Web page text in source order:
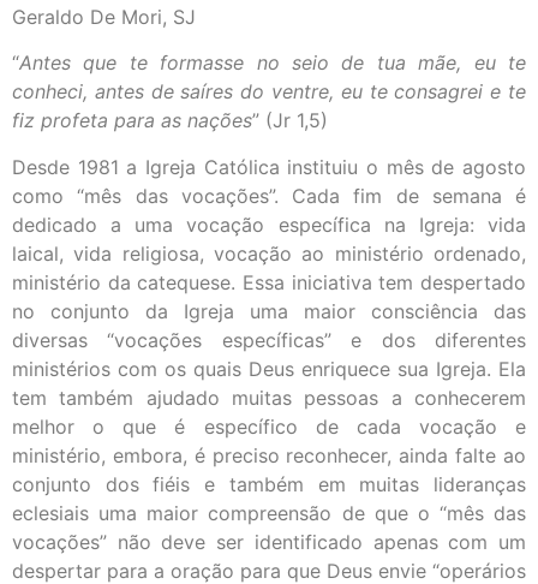
Geraldo De Mori, SJ
“Antes que te formasse no seio de tua mãe, eu te
conheci, antes de saíres do ventre, eu te consagrei e te
fiz profeta para as nações” (Jr 1,5)
Desde 1981 a Igreja Católica instituiu o mês de agosto
como “mês das vocações”. Cada fim de semana é
dedicado a uma vocação específica na Igreja: vida
laical, vida religiosa, vocação ao ministério ordenado,
ministério da catequese. Essa iniciativa tem despertado
no conjunto da Igreja uma maior consciência das
diversas “vocações específicas” e dos diferentes
ministérios com os quais Deus enriquece sua Igreja. Ela
tem também ajudado muitas pessoas a conhecerem
melhor o que é específico de cada vocação e
ministério, embora, é preciso reconhecer, ainda falte ao
conjunto dos fiéis e também em muitas lideranças
eclesiais uma maior compreensão de que o “mês das
vocações” não deve ser identificado apenas com um
despertar para a oração para que Deus envie “operários